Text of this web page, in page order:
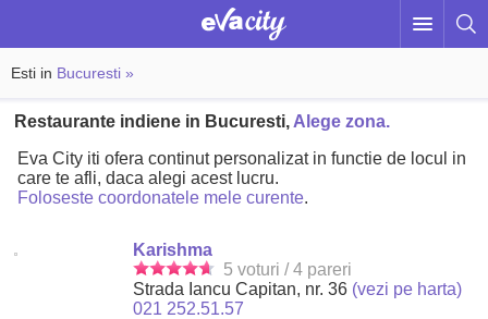
Esti in Bucuresti »
Restaurante indiene in Bucuresti, Alege zona.
Eva City iti ofera continut personalizat in functie de locul in
care te afli, daca alegi acest lucru.
Foloseste coordonatele mele curente.
Karishma
5 voturi / 4 pareri
Strada Iancu Capitan, nr. 36 (vezi pe harta)
021 252.51.57